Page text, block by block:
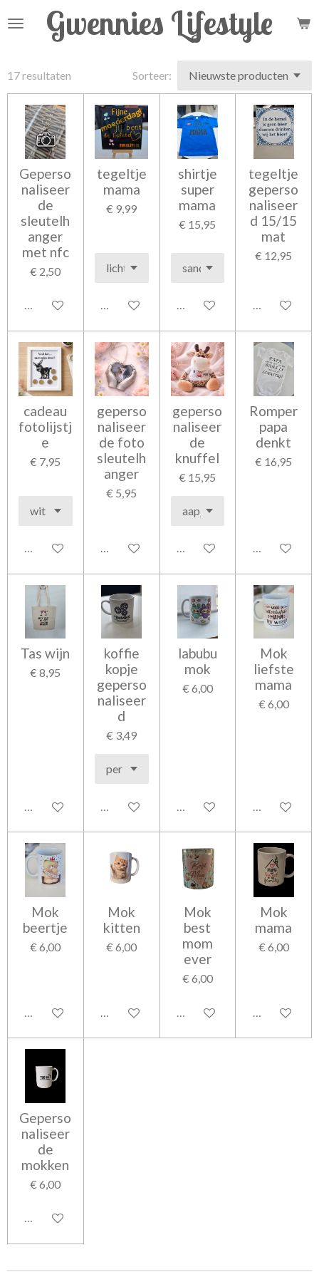
direct
hoofdinhoud
Gwennies Lifestyle
17 resultaten Sorteer:
Geperso
naliseer
de
sleutelh
anger
met nfc
€ 2,50
In winkelwagen
tegeltje
mama
€ 9,99
In winkelwagen
shirtje
super
mama
€ 15,95
In winkelwagen
tegeltje
geperso
naliseer
d 15/15
mat
€ 12,95
In
cadeau
fotolijstj
e
€ 7,95
In winkelwagen
geperso
naliseer
de foto
sleutelh
anger
€ 5,95
In winkelwagen
geperso
naliseer
de
knuffel
€ 15,95
In winkelwagen
Romper
papa
denkt
€ 16,95
In
Tas wijn
€ 8,95
In winkelwagen
koffie
kopje
geperso
naliseer
d
€ 3,49
In winkelwagen
labubu
mok
€ 6,00
In winkelwagen
Mok
liefste
mama
€ 6,00
In
Mok
beertje
€ 6,00
In winkelwagen
Mok
kitten
€ 6,00
In winkelwagen
Mok
best
mom
ever
€ 6,00
In winkelwagen
Mok
mama
€ 6,00
In
Geperso
naliseer
de
mokken
€ 6,00
In winkelwagen